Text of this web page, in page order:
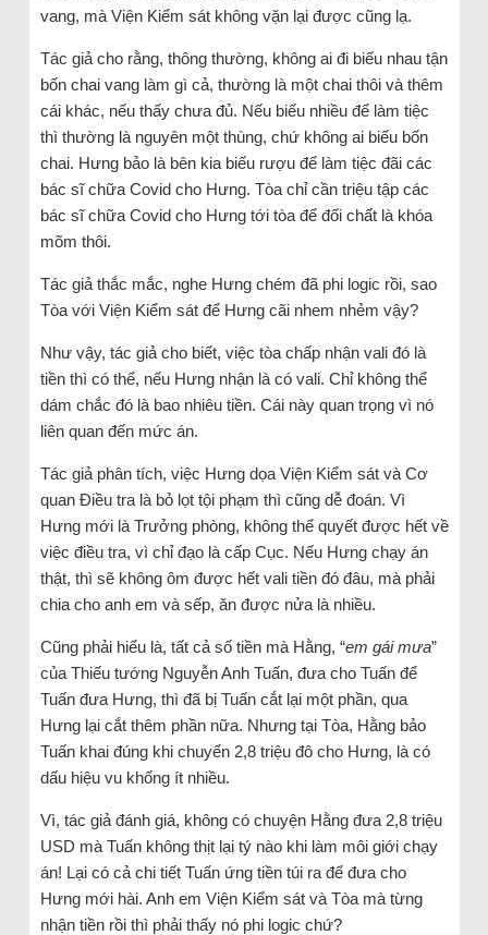
vang, mà Viện Kiểm sát không vặn lại được cũng lạ.
Tác giả cho rằng, thông thường, không ai đi biếu nhau tận
bốn chai vang làm gì cả, thường là một chai thôi và thêm
cái khác, nếu thấy chưa đủ. Nếu biếu nhiều để làm tiệc
thì thường là nguyên một thùng, chứ không ai biếu bốn
chai. Hưng bảo là bên kia biếu rượu để làm tiệc đãi các
bác sĩ chữa Covid cho Hưng. Tòa chỉ cần triệu tập các
bác sĩ chữa Covid cho Hưng tới tòa để đối chất là khóa
mõm thôi.
Tác giả thắc mắc, nghe Hưng chém đã phi logic rồi, sao
Tòa với Viện Kiểm sát để Hưng cãi nhem nhẻm vậy?
Như vậy, tác giả cho biết, việc tòa chấp nhận vali đó là
tiền thì có thể, nếu Hưng nhận là có vali. Chỉ không thể
dám chắc đó là bao nhiêu tiền. Cái này quan trọng vì nó
liên quan đến mức án.
Tác giả phân tích, việc Hưng dọa Viện Kiểm sát và Cơ
quan Điều tra là bỏ lọt tội phạm thì cũng dễ đoán. Vì
Hưng mới là Trưởng phòng, không thể quyết được hết về
việc điều tra, vì chỉ đạo là cấp Cục. Nếu Hưng chạy án
thật, thì sẽ không ôm được hết vali tiền đó đâu, mà phải
chia cho anh em và sếp, ăn được nửa là nhiều.
Cũng phải hiểu là, tất cả số tiền mà Hằng, “em gái mưa”
của Thiếu tướng Nguyễn Anh Tuấn, đưa cho Tuấn để
Tuấn đưa Hưng, thì đã bị Tuấn cắt lại một phần, qua
Hưng lại cắt thêm phần nữa. Nhưng tại Tòa, Hằng bảo
Tuấn khai đúng khi chuyển 2,8 triệu đô cho Hưng, là có
dấu hiệu vu khống ít nhiều.
Vì, tác giả đánh giá, không có chuyện Hằng đưa 2,8 triệu
USD mà Tuấn không thịt lại tý nào khi làm môi giới chạy
án! Lại có cả chi tiết Tuấn ứng tiền túi ra để đưa cho
Hưng mới hài. Anh em Viện Kiểm sát và Tòa mà từng
nhận tiền rồi thì phải thấy nó phi logic chứ?